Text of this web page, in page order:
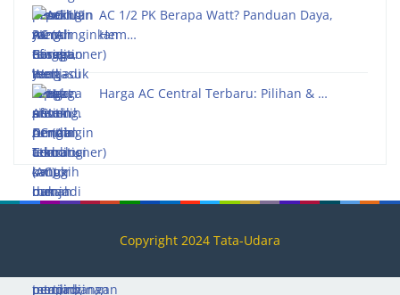
AC 1/2 PK Berapa Watt? Panduan Daya,
Hem…
Harga AC Central Terbaru: Pilihan & …
Copyright 2024 Tata-Udara